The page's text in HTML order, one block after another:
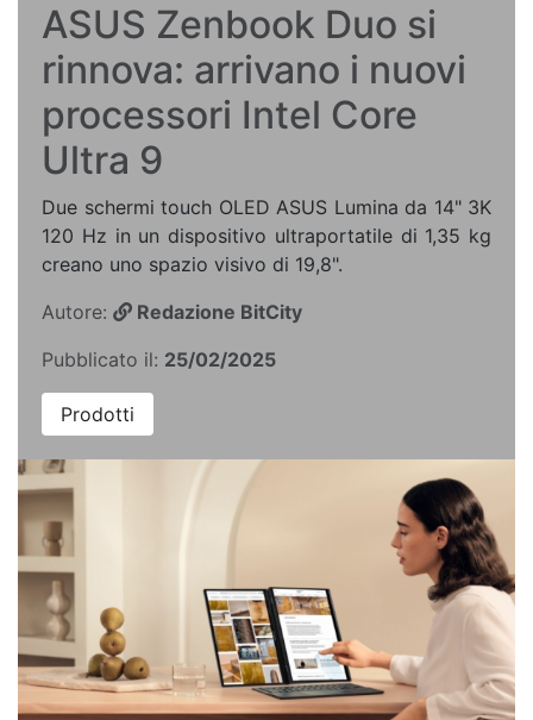
ASUS Zenbook Duo si
rinnova: arrivano i nuovi
processori Intel Core
Ultra 9
Due schermi touch OLED ASUS Lumina da 14" 3K
120 Hz in un dispositivo ultraportatile di 1,35 kg
creano uno spazio visivo di 19,8".
Autore:
Redazione BitCity
Pubblicato il: 25/02/2025
Prodotti